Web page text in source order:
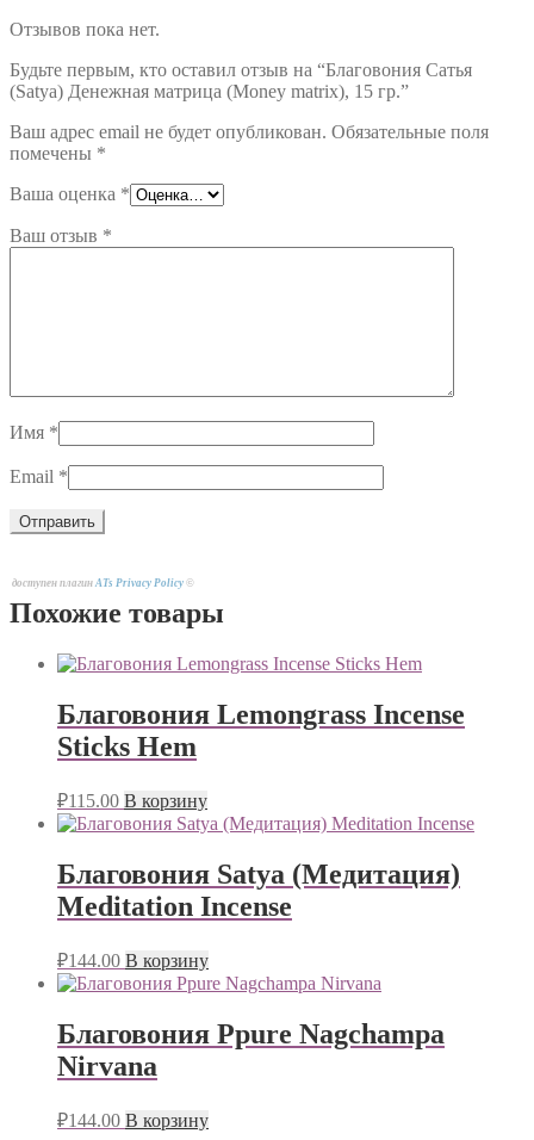
Отзывов пока нет.
Будьте первым, кто оставил отзыв на “Благовония Сатья
(Satya) Денежная матрица (Money matrix), 15 гр.”
Ваш адрес email не будет опубликован. Обязательные поля
помечены *
Ваша оценка *
Ваш отзыв *
Имя *
Email *
доступен плагин ATs Privacy Policy ©
Похожие товары
Благовония Lemongrass Incense
Sticks Hem
₽115.00 В корзину
Благовония Satya (Медитация)
Meditation Incense
₽144.00 В корзину
Благовония Ppure Nagchampa
Nirvana
₽144.00 В корзину